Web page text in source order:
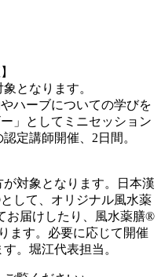
となります。
ハーブについての学びを
」としてミニセッション
定講師開催、2日間。
対象となります。日本漢
して、オリジナル風水薬
お届けしたり、風水薬膳®
ます。必要に応じて開催
。堀江代表担当。